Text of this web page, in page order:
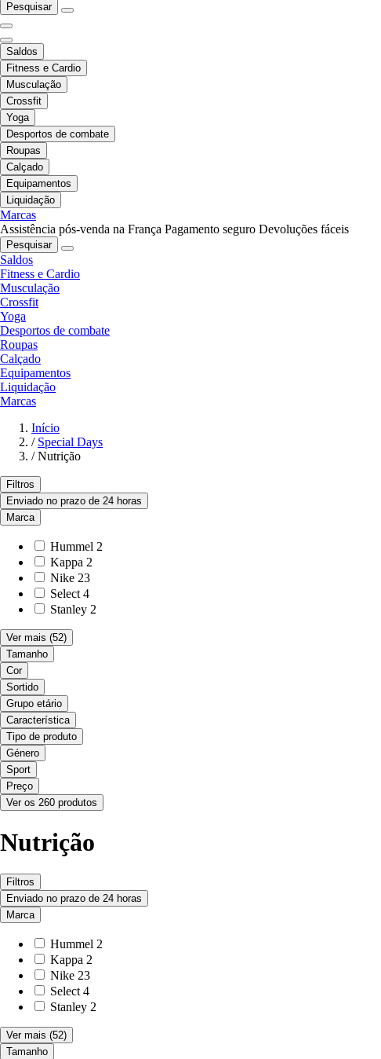
Pesquisar
Saldos
Fitness e Cardio
Musculação
Crossfit
Yoga
Desportos de combate
Roupas
Calçado
Equipamentos
Liquidação
Marcas
Assistência pós-venda na França Pagamento seguro Devoluções fáceis
Pesquisar
Saldos
Fitness e Cardio
Musculação
Crossfit
Yoga
Desportos de combate
Roupas
Calçado
Equipamentos
Liquidação
Marcas
Início
/ Special Days
/ Nutrição
Filtros
Enviado no prazo de 24 horas
Marca
Hummel 2
Kappa 2
Nike 23
Select 4
Stanley 2
Ver mais (52)
Tamanho
Cor
Sortido
Grupo etário
Característica
Tipo de produto
Género
Sport
Preço
Ver os 260 produtos
Nutrição
Filtros
Enviado no prazo de 24 horas
Marca
Hummel 2
Kappa 2
Nike 23
Select 4
Stanley 2
Ver mais (52)
Tamanho